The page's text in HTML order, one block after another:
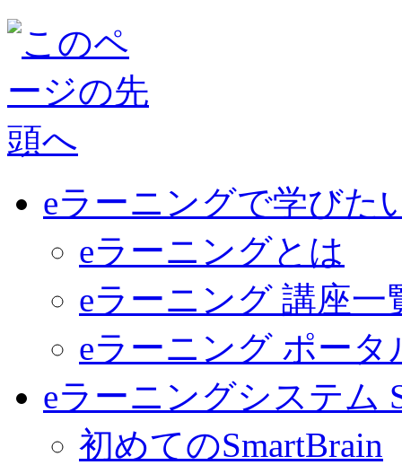
eラーニングで学びた
eラーニングとは
eラーニング 講座一
eラーニング ポータ
eラーニングシステム
初めてのSmartBrain